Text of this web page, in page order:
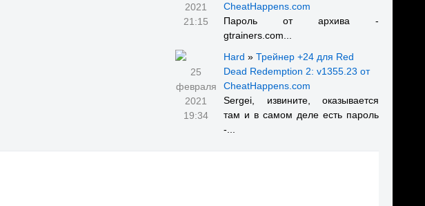
2021
21:15
CheatHappens.com
Пароль от архива -
gtrainers.com...
25
февраля
2021
19:34
Hard » Трейнер +24 для Red
Dead Redemption 2: v1355.23 от
CheatHappens.com
Sergei, извините, оказывается
там и в самом деле есть пароль
-...